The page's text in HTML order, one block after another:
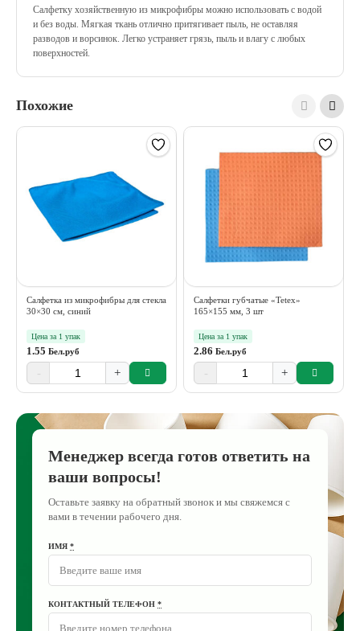
Салфетку хозяйственную из микрофибры можно использовать с водой
и без воды. Мягкая ткань отлично притягивает пыль, не оставляя
разводов и ворсинок. Легко устраняет грязь, пыль и влагу с любых
поверхностей.
Похожие
Салфетка из микрофибры для стекла
30×30 см, синий
Цена за 1 упак
1.55 Бел.руб
- +
Салфетки губчатые «Tetex»
165×155 мм, 3 шт
Цена за 1 упак
2.86 Бел.руб
- +
Менеджер всегда готов ответить на
ваши вопросы!
Оставьте заявку на обратный звонок и мы свяжемся с
вами в течении рабочего дня.
ИМЯ *
КОНТАКТНЫЙ ТЕЛЕФОН *